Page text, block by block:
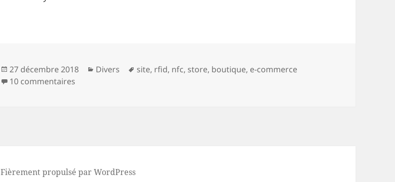
Publié
le
27 décembre 2018 Catégories
Divers
Mots-
site, rfid, nfc, store, boutique, e-commerce
10 commentaires
Fièrement propulsé par WordPress